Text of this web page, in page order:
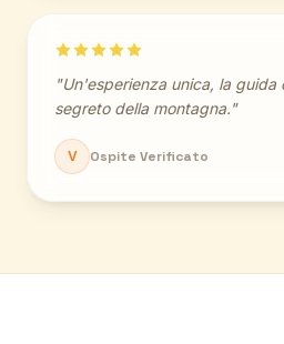
"Un'esperienza unica, la guida
segreto della montagna."
V Ospite Verificato